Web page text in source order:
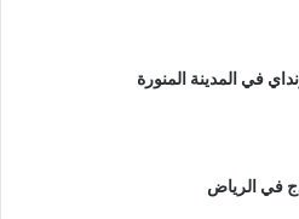
في المدينة المنورة
في الرياض